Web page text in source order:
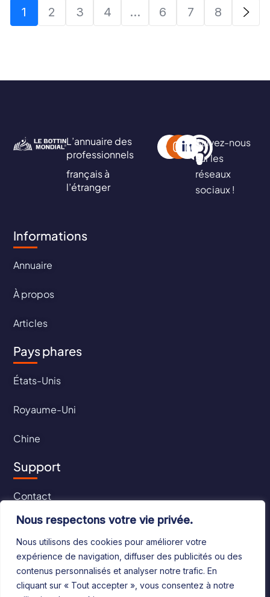
Nous respectons votre vie privée.
Nous utilisons des cookies pour améliorer votre
expérience de navigation, diffuser des publicités ou des
contenus personnalisés et analyser notre trafic. En
cliquant sur « Tout accepter », vous consentez à notre
1 2 3 4 … 6 7 8
L’annuaire des
professionnels
français à
l’étranger
Suivez-nous
sur les
réseaux
sociaux !
Informations
Annuaire
À propos
Articles
Pays phares
États-Unis
Royaume-Uni
Chine
Support
Contact
CGU
CGV